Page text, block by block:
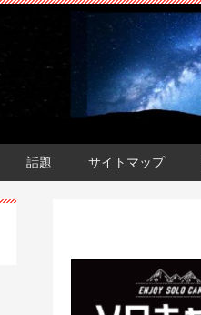
話題 サイトマップ